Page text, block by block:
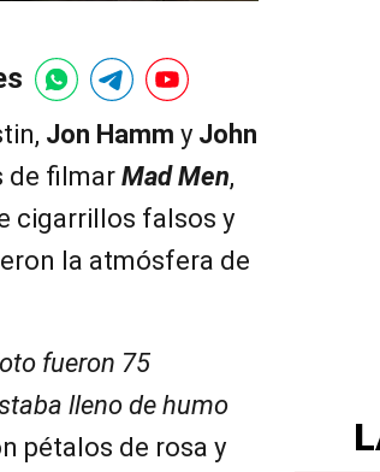
Jon Hamm y John
de filmarMad Men,
cigarrillos falsos y
la atmósfera de
fueron 75
lleno de humo
pétalos de rosa y